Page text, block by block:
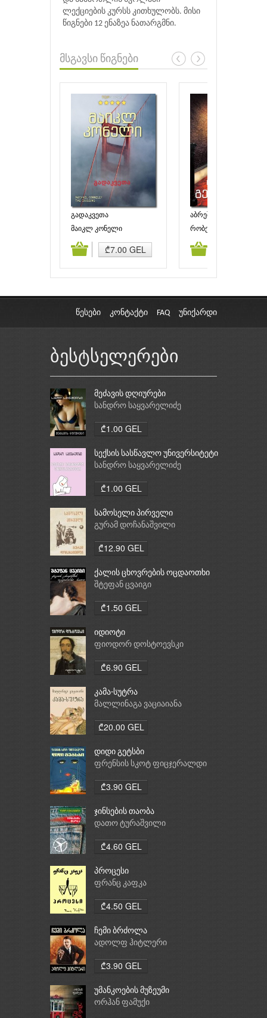
ლექციების კურსს კითხულობს. მისი
წიგნები 12 ენაზეა ნათარგმნი.
მსგავსი წიგნები
გადაკვეთა
მაიკლ კონელი
₾7.00 GEL
აბრეშუმის ჭია
რობერტ გელბრეითი
კალათაში დამატება კალათაში
წესები კონტაქტი FAQ უნიქარდი
ბესტსელერები
მეძავის დღიურები
სანდრო საყვარელიძე
₾1.00 GEL
სექსის სასწავლო უნივერსიტეტი
სანდრო საყვარელიძე
₾1.00 GEL
სამოსელი პირველი
გურამ დოჩანაშვილი
₾12.90 GEL
ქალის ცხოვრების ოცდაოთხი
საათი
შტეფან ცვაიგი
₾1.50 GEL
იდიოტი
ფიოდორ დოსტოევსკი
₾6.90 GEL
კამა-სუტრა
მალლინაგა ვაციაიანა
₾20.00 GEL
დიდი გეტსბი
ფრენსის სკოტ ფიცჯერალდი
₾3.90 GEL
ჯინსების თაობა
დათო ტურაშვილი
₾4.60 GEL
პროცესი
ფრანც კაფკა
₾4.50 GEL
ჩემი ბრძოლა
ადოლფ ჰიტლერი
₾3.90 GEL
უმანკოების მუზეუმი
ორჰან ფამუქი